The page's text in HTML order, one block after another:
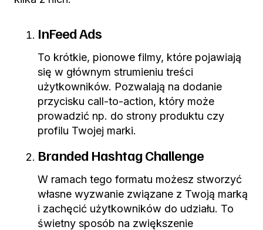
InFeed Ads
To krótkie, pionowe filmy, które pojawiają
się w głównym strumieniu treści
użytkowników. Pozwalają na dodanie
przycisku call-to-action, który może
prowadzić np. do strony produktu czy
profilu Twojej marki.
Branded Hashtag Challenge
W ramach tego formatu możesz stworzyć
własne wyzwanie związane z Twoją marką
i zachęcić użytkowników do udziału. To
świetny sposób na zwiększenie